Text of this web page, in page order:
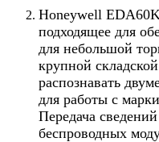
Honeywell
подходящее для
для небольшой
крупной
распознавать
для работы с
Передача
беспроводных